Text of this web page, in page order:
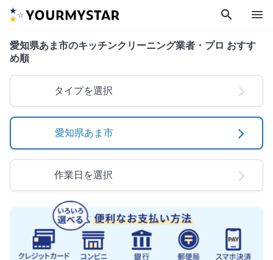
search menu
愛知県あま市のキッチンクリーニング業者・プロ おすす
め順
タイプを選択
愛知県あま市
作業日を選択